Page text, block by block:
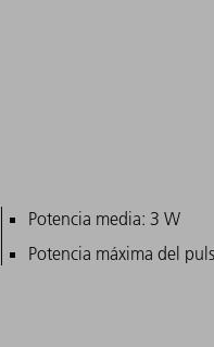
Características
Potencia media: 3 W
Potencia máxima del